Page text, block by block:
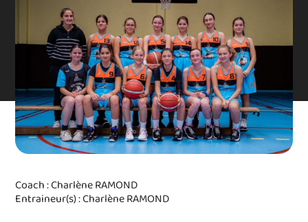
Coach : Charlène RAMOND
Entraineur(s) : Charlène RAMOND